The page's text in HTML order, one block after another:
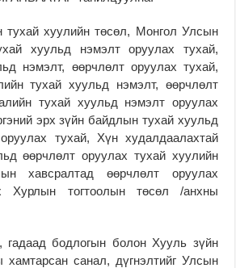
хуулийн төсөл, Монгол Улсын
хуульд нэмэлт оруулах тухай,
нэмэлт, өөрчлөлт оруулах тухай,
тухай хуульд нэмэлт, өөрчлөлт
тухай хуульд нэмэлт оруулах
эрх зүйн байдлын тухай хуульд
тухай, Хүн худалдаалахтай
өөрчлөлт оруулах тухай хуулийн
хавсралтад өөрчлөлт оруулах
Хурлын тогтоолын төсөл /анхны
гадаад бодлогын болон Хууль зүйн
хамтарсан санал, дүгнэлтийг Улсын